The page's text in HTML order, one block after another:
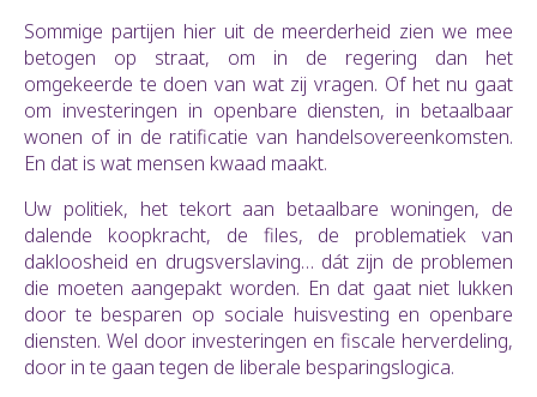
Sommige partijen hier uit de meerderheid zien we mee
betogen op straat, om in de regering dan het
omgekeerde te doen van wat zij vragen. Of het nu gaat
om investeringen in openbare diensten, in betaalbaar
wonen of in de ratificatie van handelsovereenkomsten.
En dat is wat mensen kwaad maakt.
Uw politiek, het tekort aan betaalbare woningen, de
dalende koopkracht, de files, de problematiek van
dakloosheid en drugsverslaving… dát zijn de problemen
die moeten aangepakt worden. En dat gaat niet lukken
door te besparen op sociale huisvesting en openbare
diensten. Wel door investeringen en fiscale herverdeling,
door in te gaan tegen de liberale besparingslogica.